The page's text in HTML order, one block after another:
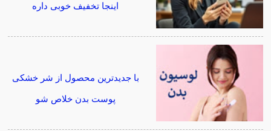
اینجا تخفیف خوبی داره
با جدیدترین محصول از شر خشکی
پوست بدن خلاص شو